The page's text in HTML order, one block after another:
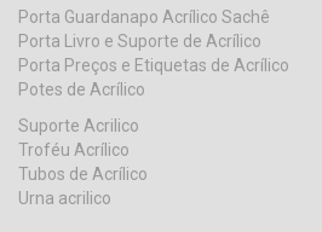
Porta Guardanapo Acrílico Sachê
Porta Livro e Suporte de Acrílico
Porta Preços e Etiquetas de Acrílico
Potes de Acrílico
Suporte Acrilico
Troféu Acrílico
Tubos de Acrílico
Urna acrilico